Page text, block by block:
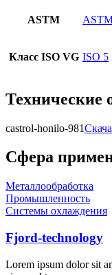
ASTM
Класс ISO VG ISO 5
Технические
castrol-honilo-981
Сфера
Металлообработка
Промышленность
Системы охлаждения
Fjord-technology
Lorem ipsum dolor sit